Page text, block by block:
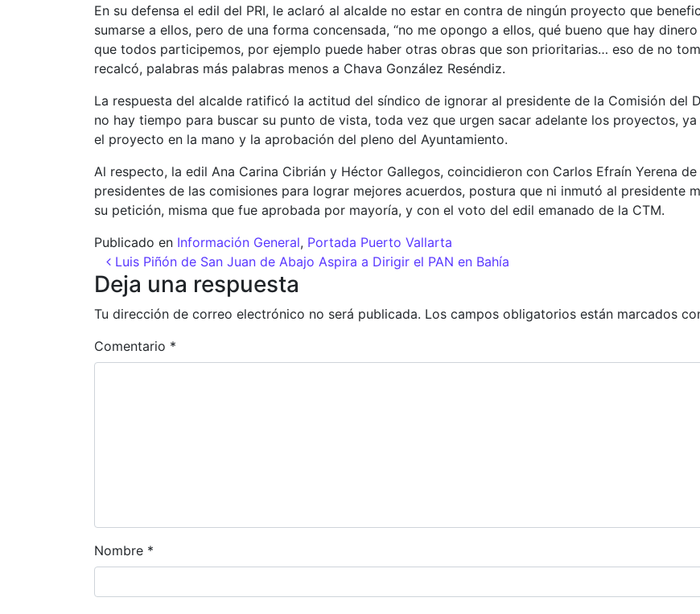
En su defensa el edil del PRI, le aclaró al alcalde no estar en contra de ningún proyecto que
sumarse a ellos, pero de una forma concensada, “no me opongo a ellos, qué bueno que hay
que todos participemos, por ejemplo puede haber otras obras que son prioritarias… eso de no
recalcó, palabras más palabras menos a Chava González Reséndiz.
La respuesta del alcalde ratificó la actitud del síndico de ignorar al presidente de la Comisión del
no hay tiempo para buscar su punto de vista, toda vez que urgen sacar adelante los proyectos,
el proyecto en la mano y la aprobación del pleno del Ayuntamiento.
Al respecto, la edil Ana Carina Cibrián y Héctor Gallegos, coincidieron con Carlos Efraín Yerena
presidentes de las comisiones para lograr mejores acuerdos, postura que ni inmutó al presidente
su petición, misma que fue aprobada por mayoría, y con el voto del edil emanado de la CTM.
Publicado en Información General, Portada Puerto Vallarta
Navegación de entradas
Luis Piñón de San Juan de Abajo Aspira a Dirigir el PAN en Bahía
Deja una respuesta
Tu dirección de correo electrónico no será publicada. Los campos obligatorios están marcados
Comentario *
Nombre *